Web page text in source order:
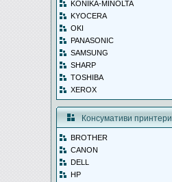
KONIKA-MINOLTA
KYOCERA
OKI
PANASONIC
SAMSUNG
SHARP
TOSHIBA
XEROX
Консумативи принтери
BROTHER
CANON
DELL
HP